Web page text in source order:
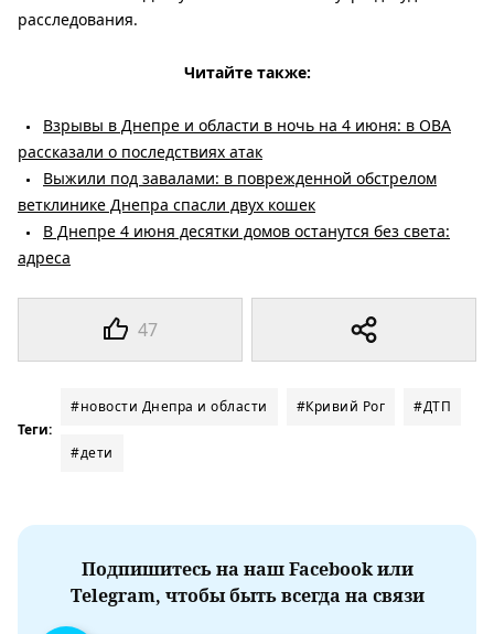
47
расследования.
Читайте также:
Взрывы в Днепре и области в ночь на 4 июня: в ОВА
рассказали о последствиях атак
Выжили под завалами: в поврежденной обстрелом
ветклинике Днепра спасли двух кошек
В Днепре 4 июня десятки домов останутся без света:
адреса
Теги:
#новости Днепра и области #Кривий Рог #ДТП
#дети
Подпишитесь на наш Facebook или
Telegram, чтобы быть всегда на связи